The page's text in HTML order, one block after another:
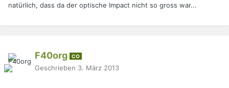
natürlich, dass da der optische Impact nicht so gross war...
F40org CO
Geschrieben 3. März 2013